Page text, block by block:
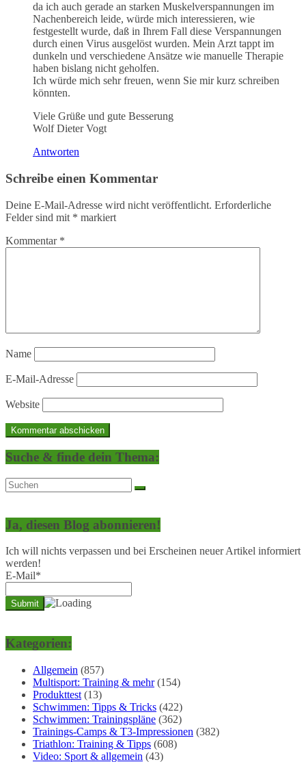
da ich auch gerade an starken Muskelverspannungen im
Nachenbereich leide, würde mich interessieren, wie
festgestellt wurde, daß in Ihrem Fall diese Verspannungen
durch einen Virus ausgelöst wurden. Mein Arzt tappt im
dunkeln und verschiedene Ansätze wie manuelle Therapie
haben bislang nicht geholfen.
Ich würde mich sehr freuen, wenn Sie mir kurz schreiben
könnten.
Viele Grüße und gute Besserung
Wolf Dieter Vogt
Antworten
Schreibe einen Kommentar
Deine E-Mail-Adresse wird nicht veröffentlicht. Erforderliche
Felder sind mit * markiert
Kommentar *
Name
E-Mail-Adresse
Website
Suche & finde dein Thema:
Ja, diesen Blog abonnieren!
Ich will nichts verpassen und bei Erscheinen neuer Artikel informiert
werden!
E-Mail*
Kategorien:
Allgemein (857)
Multisport: Training & mehr(154)
Produkttest (13)
Schwimmen: Tipps & Tricks (422)
Schwimmen: Trainingspläne (362)
Trainings-Camps & T3-Impressionen (382)
Triathlon: Training & Tipps (608)
Video: Sport & allgemein (43)